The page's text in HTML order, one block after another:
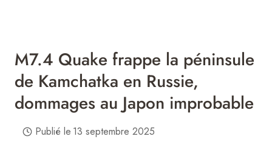
M7.4 Quake frappe la péninsule
de Kamchatka en Russie,
dommages au Japon improbable
Publié le 13 septembre 2025